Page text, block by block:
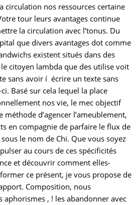
circulation nos ressources certaine
tour leurs avantages continue
la circulation avec l’tonus. Du
que divers avantages dot comme
existent situés dans des
citoyen lambda que des utilise voit
sans avoir í écrire un texte sans
Basé sur cela lequel la place
nos vie, le mec objectif
d’agencer l’ameublement,
en compagnie de parfaire le flux de
le nom de Chi. Que vous soyez
au cours de ces spécificités
et découvrir comment elles-
ce présent, je vous propose de
Composition, nous
aphorismes , ! les abandonner avec